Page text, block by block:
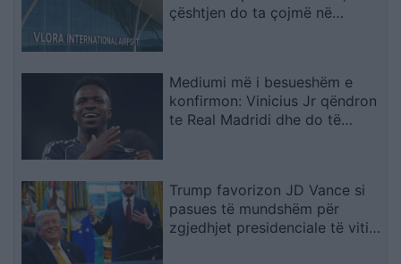
çështjen do ta çojmë në
Mediumi më i besueshëm e
konfirmon: Vinicius Jr qëndron
te Real Madridi dhe do të
Trump favorizon JD Vance si
pasues të mundshëm për
zgjedhjet presidenciale të vitit